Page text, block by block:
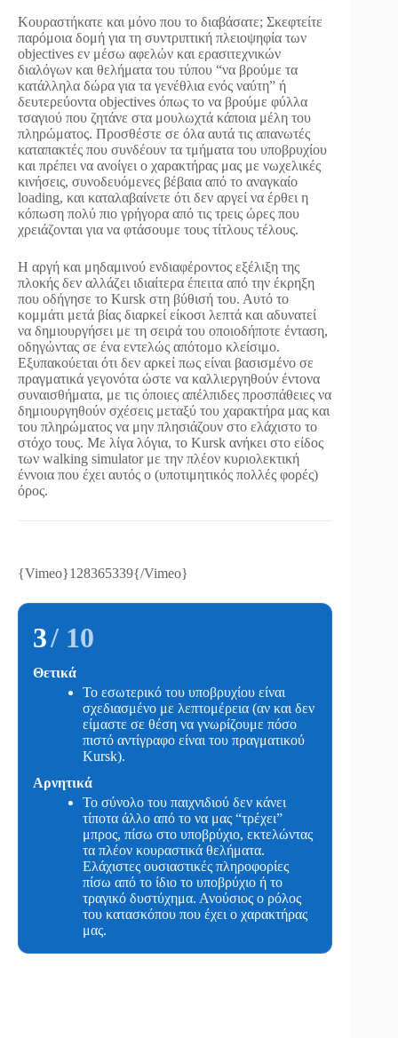
Κουραστήκατε και μόνο που το διαβάσατε; Σκεφτείτε
παρόμοια δομή για τη συντριπτική πλειοψηφία των
objectives εν μέσω αφελών και ερασιτεχνικών
διαλόγων και θελήματα του τύπου “να βρούμε τα
κατάλληλα δώρα για τα γενέθλια ενός ναύτη” ή
δευτερεύοντα objectives όπως το να βρούμε φύλλα
τσαγιού που ζητάνε στα μουλωχτά κάποια μέλη του
πληρώματος. Προσθέστε σε όλα αυτά τις απανωτές
καταπακτές που συνδέουν τα τμήματα του υποβρυχίου
και πρέπει να ανοίγει ο χαρακτήρας μας με νωχελικές
κινήσεις, συνοδευόμενες βέβαια από το αναγκαίο
loading, και καταλαβαίνετε ότι δεν αργεί να έρθει η
κόπωση πολύ πιο γρήγορα από τις τρεις ώρες που
χρειάζονται για να φτάσουμε τους τίτλους τέλους.
Η αργή και μηδαμινού ενδιαφέροντος εξέλιξη της
πλοκής δεν αλλάζει ιδιαίτερα έπειτα από την έκρηξη
που οδήγησε το Kursk στη βύθισή του. Αυτό το
κομμάτι μετά βίας διαρκεί είκοσι λεπτά και αδυνατεί
να δημιουργήσει με τη σειρά του οποιοδήποτε ένταση,
οδηγώντας σε ένα εντελώς απότομο κλείσιμο.
Εξυπακούεται ότι δεν αρκεί πως είναι βασισμένο σε
πραγματικά γεγονότα ώστε να καλλιεργηθούν έντονα
συναισθήματα, με τις όποιες απέλπιδες προσπάθειες να
δημιουργηθούν σχέσεις μεταξύ του χαρακτήρα μας και
του πληρώματος να μην πλησιάζουν στο ελάχιστο το
στόχο τους. Με λίγα λόγια, το Kursk ανήκει στο είδος
των walking simulator με την πλέον κυριολεκτική
έννοια που έχει αυτός ο (υποτιμητικός πολλές φορές)
όρος.
{Vimeo}128365339{/Vimeo}
3/ 10
Θετικά
Το εσωτερικό του υποβρυχίου είναι
σχεδιασμένο με λεπτομέρεια (αν και δεν
είμαστε σε θέση να γνωρίζουμε πόσο
πιστό αντίγραφο είναι του πραγματικού
Kursk).
Αρνητικά
Το σύνολο του παιχνιδιού δεν κάνει
τίποτα άλλο από το να μας “τρέχει”
μπρος, πίσω στο υποβρύχιο, εκτελώντας
τα πλέον κουραστικά θελήματα.
Ελάχιστες ουσιαστικές πληροφορίες
πίσω από το ίδιο το υποβρύχιο ή το
τραγικό δυστύχημα. Ανούσιος ο ρόλος
του κατασκόπου που έχει ο χαρακτήρας
μας.